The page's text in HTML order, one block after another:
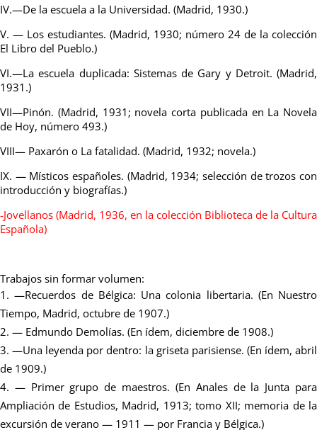
IV.—De la escuela a la Universidad. (Madrid, 1930.)
V. — Los estudiantes. (Madrid, 1930; número 24 de la colección
El Libro del Pueblo.)
VI.—La escuela duplicada: Sistemas de Gary y Detroit. (Madrid,
1931.)
VII—Pinón. (Madrid, 1931; novela corta publicada en La Novela
de Hoy, número 493.)
VIII— Paxarón o La fatalidad. (Madrid, 1932; novela.)
IX. — Místicos españoles. (Madrid, 1934; selección de trozos con
introducción y biografías.)
-Jovellanos (Madrid, 1936, en la colección Biblioteca de la Cultura
Española)
Trabajos sin formar volumen:
—Recuerdos de Bélgica: Una colonia libertaria. (En Nuestro
Tiempo, Madrid, octubre de 1907.)
— Edmundo Demolías. (En ídem, diciembre de 1908.)
—Una leyenda por dentro: la griseta parisiense. (En ídem, abril
de 1909.)
— Primer grupo de maestros. (En Anales de la Junta para
Ampliación de Estudios, Madrid, 1913; tomo XII; memoria de la
excursión de verano — 1911 — por Francia y Bélgica.)